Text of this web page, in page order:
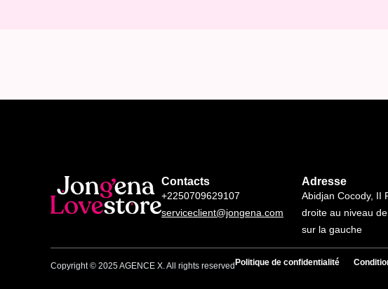
Contacts
+2250709629107
serviceclient@jongena.com
Adresse
Abidjan Cocody, II
droite au niveau
sur la gauche
Copyright © 2025 AGENCE X. All rights reserved Politique de confidentialité